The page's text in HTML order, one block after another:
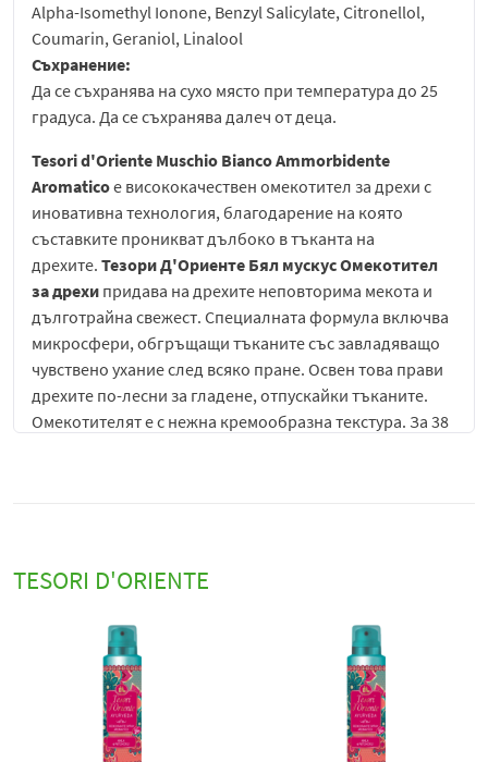
Alpha-Isomethyl Ionone, Benzyl Salicylate, Citronellol,
Coumarin, Geraniol, Linalool
Съхранение:
Да се съхранява на сухо място при температура до 25
градуса. Да се съхранява далеч от деца.
Tesori d'Oriente Muschio Bianco Ammorbidente
Aromaticoe висококачествен омекотител за дрехи с
иновативна технология, благодарение на която
съставките проникват дълбоко в тъканта на
дрехите. Тезори Д'Ориенте Бял мускус Омекотител
за дрехи придава на дрехите неповторима мекота и
дълготрайна свежест. Специалната формула включва
микросфери, обгръщащи тъканите със завладяващо
чувствено ухание след всяко пране. Освен това прави
дрехите по-лесни за гладене, отпускайки тъканите.
Омекотителят е с нежна кремообразна текстура. За 38
ОмекотителятTesori d'Oriente
тъкани, създаден да придава на дрехите дълготрайна
мекота, елегантен аромат и по-приятно усещане при
носене. Формулата е разработена така, че да
подобрява комфорта на текстила, като същевременно
улеснява поддръжката на дрехите в ежедневното
TESORI D'ORIENTE